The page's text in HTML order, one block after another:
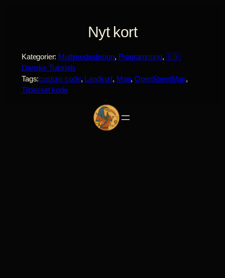
Nyt kort
Kategorier: Multimediedesign, Programming, 🇩🇰
Danske Tutorials
Tags:custom code, Landkort, Map, OpenStreetMap
Tilpasset kode